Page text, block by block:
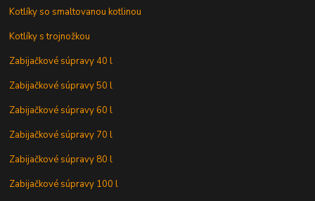
Kotlíky so smaltovanou kotlinou
Kotlíky s trojnožkou
Zabijačkové súpravy 40 l
Zabijačkové súpravy 50 l
Zabijačkové súpravy 60 l
Zabijačkové súpravy 70 l
Zabijačkové súpravy 80 l
Zabijačkové súpravy 100 l